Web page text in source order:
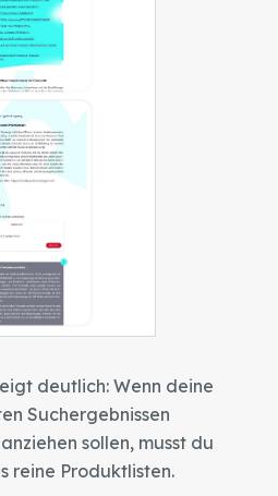
deutlich: Wenn deine
Suchergebnissen
sollen, musst du
reine Produktlisten.